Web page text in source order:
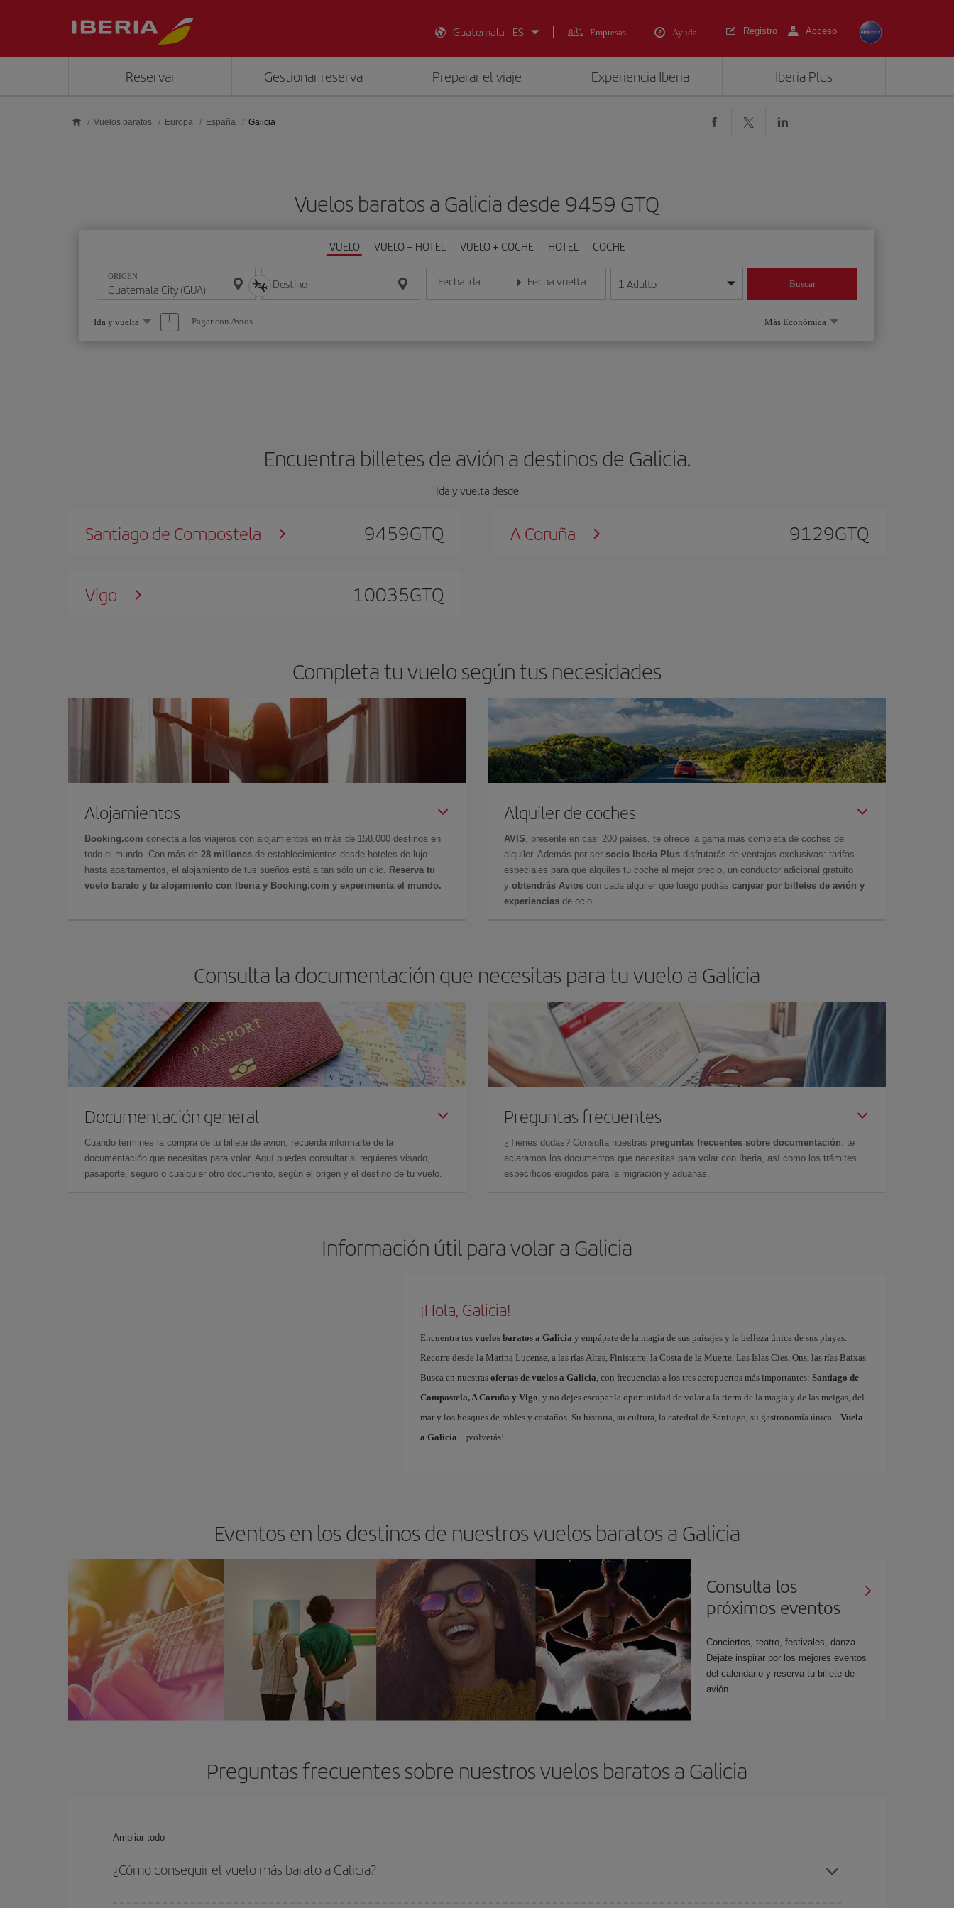
Guatemala - ES
Empresas Ayuda Registro Acceso
Reservar Gestionar reserva Preparar el viaje Experiencia Iberia Iberia Plus
Vuelos baratos Europa España Galicia
Vuelos baratos a Galicia desde 9459 GTQ
VUELO VUELO + HOTEL VUELO + COCHE HOTEL COCHE
ORIGEN Destino Fecha ida
Introduce la fecha en formato día/mes/año
Fecha vuelta
Introduce la fecha en formato día/mes/año
1 Adulto Buscar
Seleccione
una
opción
Ida y vuelta Pagar con Avios Más Económica
Encuentra billetes de avión a destinos de Galicia.
Ida y vuelta desde
Santiago de Compostela 9459GTQ A Coruña 9129GTQ
Vigo 10035GTQ
Completa tu vuelo según tus necesidades
Alojamientos
Booking.com conecta a los viajeros con alojamientos en más de 158.000 destinos en
todo el mundo. Con más de 28 millones de establecimientos desde hoteles de lujo
hasta apartamentos, el alojamiento de tus sueños está a tan sólo un clic.
Reserva tu
vuelo barato y tu alojamiento con Iberia y Booking.com y experimenta el mundo.
Alquiler de coches
AVIS , presente en casi 200 países, te ofrece la gama más completa de coches de
alquiler. Además por ser socio Iberia Plus disfrutarás de ventajas exclusivas: tarifas
especiales para que alquiles tu coche al mejor precio, un conductor adicional gratuito
y obtendrás Avios con cada alquiler que luego podrás canjear por billetes de avión y
experiencias de ocio.
Consulta la documentación que necesitas para tu vuelo a Galicia
Documentación general
Cuando termines la compra de tu billete de avión, recuerda informarte de la
documentación que necesitas para volar. Aquí puedes consultar si requieres visado,
pasaporte, seguro o cualquier otro documento, según el origen y el destino de tu vuelo.
Preguntas frecuentes
¿Tienes dudas? Consulta nuestras preguntas frecuentes sobre documentación: te
aclaramos los documentos que necesitas para volar con Iberia, así como los trámites
específicos exigidos para la migración y aduanas.
Información útil para volar a Galicia
¡Hola, Galicia!
Encuentra tus vuelos baratos a Galicia y empápate de la magia de sus paisajes y la belleza única de sus playas.
Recorre desde la Marina Lucense, a las rías Altas, Finisterre, la Costa de la Muerte, Las Islas Cíes, Ons, las rías Baixas.
Busca en nuestras ofertas de vuelos a Galicia , con frecuencias a los tres aeropuertos más importantes: Santiago de
Compostela, A Coruña y Vigo , y no dejes escapar la oportunidad de volar a la tierra de la magia y de las meigas, del
mar y los bosques de robles y castaños. Su historia, su cultura, la catedral de Santiago, su gastronomía única... Vuela
a Galicia ... ¡volverás!
Eventos en los destinos de nuestros vuelos baratos a Galicia
Consulta los
próximos eventos
Conciertos, teatro, festivales, danza...
Déjate inspirar por los mejores eventos
del calendario y reserva tu billete de
avión
Preguntas frecuentes sobre nuestros vuelos baratos a Galicia
Ampliar todo
¿Cómo conseguir el vuelo más barato a Galicia?